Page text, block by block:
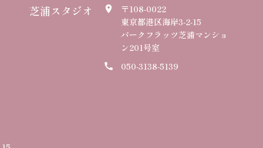
芝浦スタジオ place
〒108-0022
東京都港区海岸3-2-15
パークフラッツ芝浦マンショ
ン201号室
call 050-3138-5139